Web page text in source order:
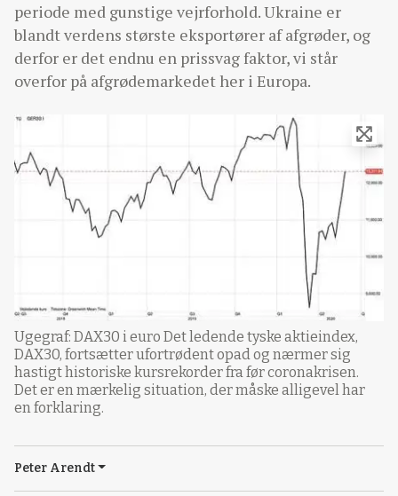
periode med gunstige vejrforhold. Ukraine er
blandt verdens største eksportører af afgrøder, og
derfor er det endnu en prissvag faktor, vi står
overfor på afgrødemarkedet her i Europa.
Ugegraf: DAX30 i euro Det ledende tyske aktieindex,
DAX30, fortsætter ufortrødent opad og nærmer sig
hastigt historiske kursrekorder fra før coronakrisen.
Det er en mærkelig situation, der måske alligevel har
en forklaring.
Peter Arendt